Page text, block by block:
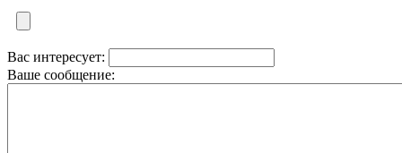
Вас интересует:
Ваше сообщение: